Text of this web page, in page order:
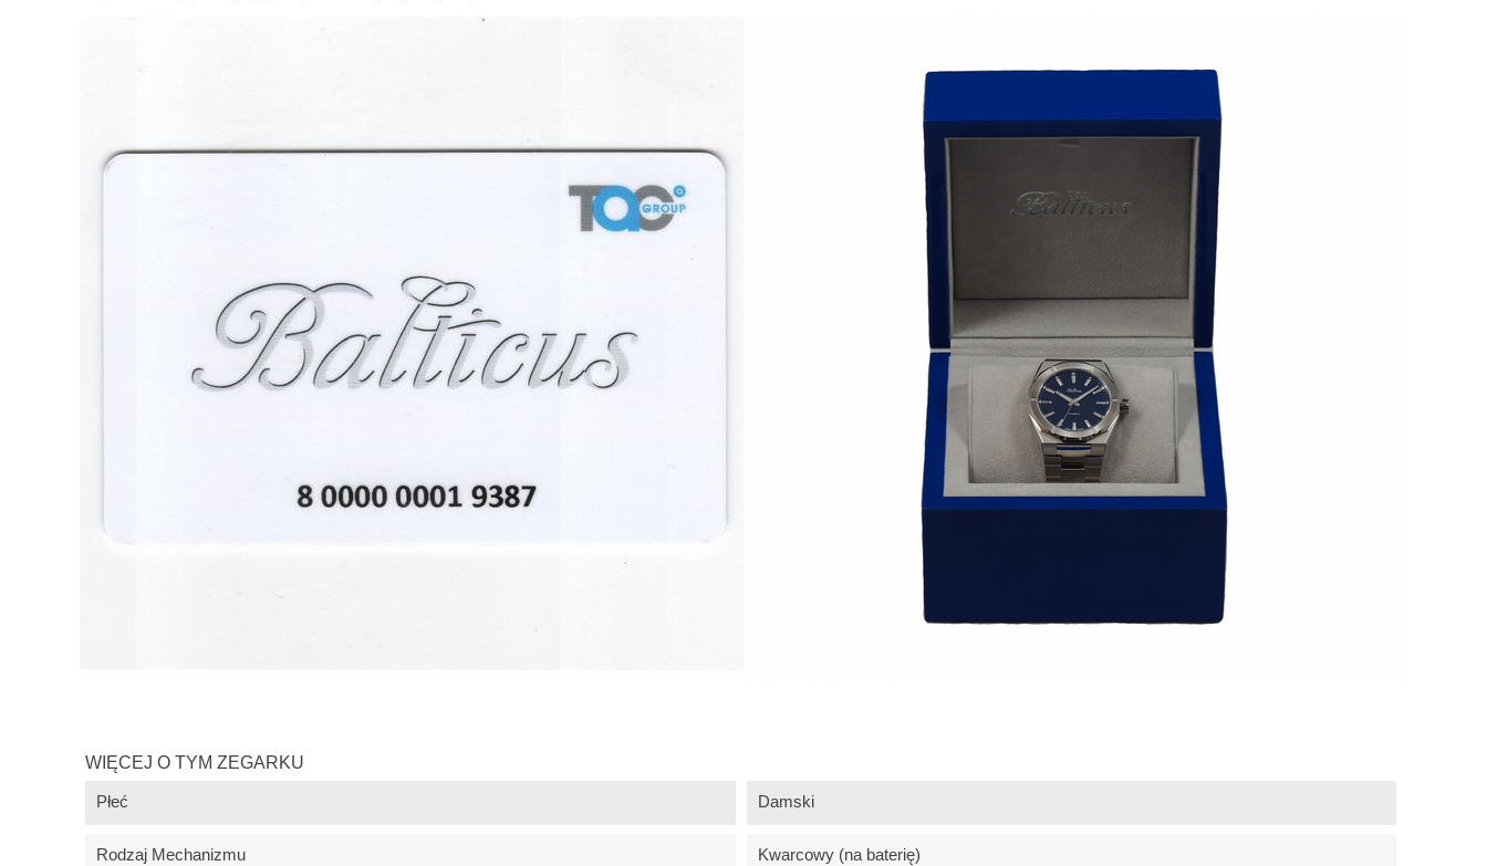
WIĘCEJ O TYM ZEGARKU
Płeć Damski
Rodzaj Mechanizmu Kwarcowy (na baterię)